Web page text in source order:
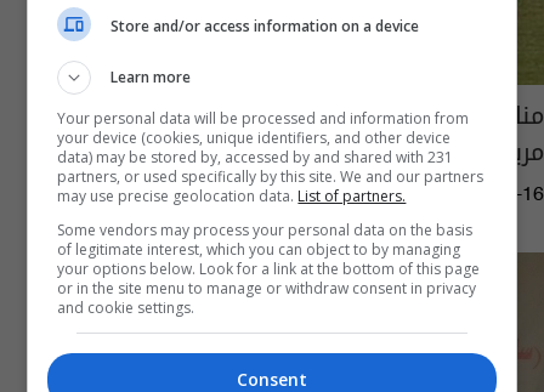
منافسات بطولة وزارة النفط الكروية تصل إلى
مربعها الذهبي
03:02 | 2014-11-16
Store and/or access information on a device
Learn more
Your personal data will be processed and information from
your device (cookies, unique identifiers, and other device
data) may be stored by, accessed by and shared with 231
partners, or used specifically by this site. We and our partners
may use precise geolocation data. List of partners.
Some vendors may process your personal data on the basis
of legitimate interest, which you can object to by managing
your options below. Look for a link at the bottom of this page
or in the site menu to manage or withdraw consent in privacy
and cookie settings.
Consent